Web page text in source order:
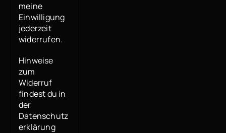
meine
Einwilligung
jederzeit
widerrufen.
Hinweise
zum
Widerruf
findest du in
der
Datenschutz
erklärung